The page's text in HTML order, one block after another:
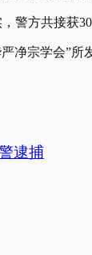
警方共接获
净宗学会”所
逮捕